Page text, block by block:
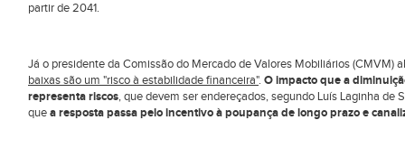
partir de 2041.
Já o presidente da Comissão do Mercado de Valores Mobiliários (CMVM)
baixas são um "risco à estabilidade financeira". O impacto que a
representa riscos, que devem ser endereçados, segundo Luís Laginha
quea resposta passa pelo incentivo à poupança de longo prazo e